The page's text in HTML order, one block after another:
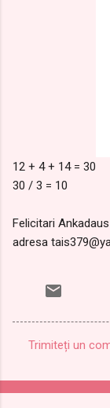
12 + 4 + 14 = 30
30 / 3 = 10
Felicitari
adresa
o
Trimiteți un